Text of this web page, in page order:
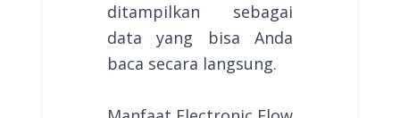
ditampilkan sebagai
data yang bisa Anda
baca secara langsung.